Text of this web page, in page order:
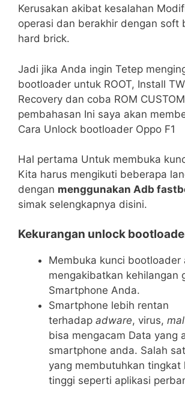
Kerusakan akibat kesalahan
operasi dan berakhir dengan soft
hard brick.
Jadi jika Anda ingin Tetep
bootloader untuk ROOT, Install
Recovery dan coba ROM
pembahasan Ini saya akan
Cara Unlock bootloader Oppo F1
Hal pertama Untuk membuka
Kita harus mengikuti beberapa
dengan menggunakan Adb
simak selengkapnya disini.
Kekurangan unlock
Membuka kunci bootloader
mengakibatkan kehilangan
Smartphone Anda.
Smartphone lebih rentan
terhadap adware, virus,
bisa mengacam Data yang
smartphone anda. Salah
yang membutuhkan tingkat
tinggi seperti aplikasi